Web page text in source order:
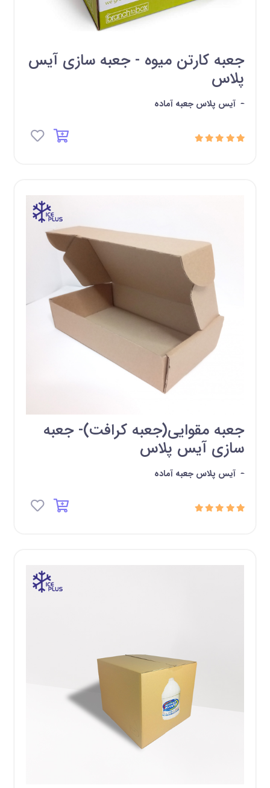
جعبه کارتن میوه - جعبه سازی آیس
پلاس
- آیس پلاس جعبه آماده
جعبه مقوایی(جعبه کرافت)- جعبه
سازی آیس پلاس
- آیس پلاس جعبه آماده